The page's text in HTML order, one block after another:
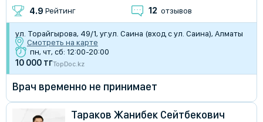
4.9 Рейтинг 12 отзывов
ул. Торайгырова, 49/1, уг.ул. Саина (вход с ул. Саина), Алматы
Смотреть на карте
пн, чт, сб: 12:00-20:00
10 000 тгTopDoc.kz
Врач временно не принимает
Тараков Жанибек Сейтбекович